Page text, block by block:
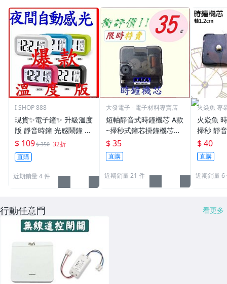
I SHOP 888
現貨✨電子鐘✨ 升級溫度
版 靜音時鐘 光感鬧鐘 貪
睡 大字幕 聰明鐘 創意LE
D鬧鐘 禮品
$ 109$ 350 32折
直購
近期銷量 4 件
大發電子 - 電子材料專賣店
短軸靜音式時鐘機芯 A款
~掃秒式鐘芯掛鐘機芯錶
芯靜音鐘芯滑動機心DIY
機芯
$ 35
直購
近期銷量 21 件
火焱魚 專
火焱魚
掃秒 靜
mm 螺
零件 機
自製時鐘
$ 40
直購
近期銷量 6
行動任意門 看更多